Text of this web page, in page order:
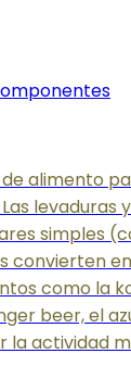
alimento
levaduras
simples
convierten
como la
beer, el
la actividad